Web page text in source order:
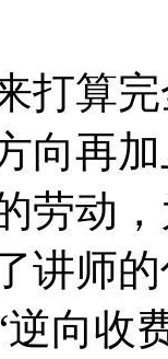
讲师
向收
其中
学员
则100
习计